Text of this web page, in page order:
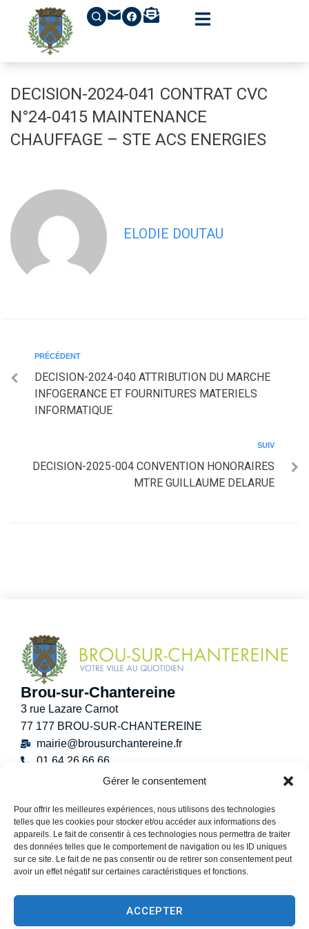
Gérer le consentement
Pour offrir les meilleures expériences, nous utilisons des technologies
telles que les cookies pour stocker et/ou accéder aux informations des
appareils. Le fait de consentir à ces technologies nous permettra de traiter
des données telles que le comportement de navigation ou les ID uniques
sur ce site. Le fait de ne pas consentir ou de retirer son consentement peut
avoir un effet négatif sur certaines caractéristiques et fonctions.
ACCEPTER
principal
DECISION-2024-041 CONTRAT CVC
N°24-0415 MAINTENANCE
CHAUFFAGE – STE ACS ENERGIES
ELODIE DOUTAU
PRÉCÉDENT
DECISION-2024-040 ATTRIBUTION DU MARCHE
INFOGERANCE ET FOURNITURES MATERIELS
INFORMATIQUE
SUIV
DECISION-2025-004 CONVENTION HONORAIRES
MTRE GUILLAUME DELARUE
Brou-sur-Chantereine
3 rue Lazare Carnot
77 177 BROU-SUR-CHANTEREINE
mairie@brousurchantereine.fr
01 64 26 66 66
Lundi :8h30 – 12h
Mardi :8h30 – 12h / 13h30 – 17h30
Mercredi :8h30 -12h30
Jeudi : 8h30 – 12h / 13h30 – 18h30
13h30 – 17h30
Samedi :9h00 – 12h
(Permanence État-Civil uniquement)